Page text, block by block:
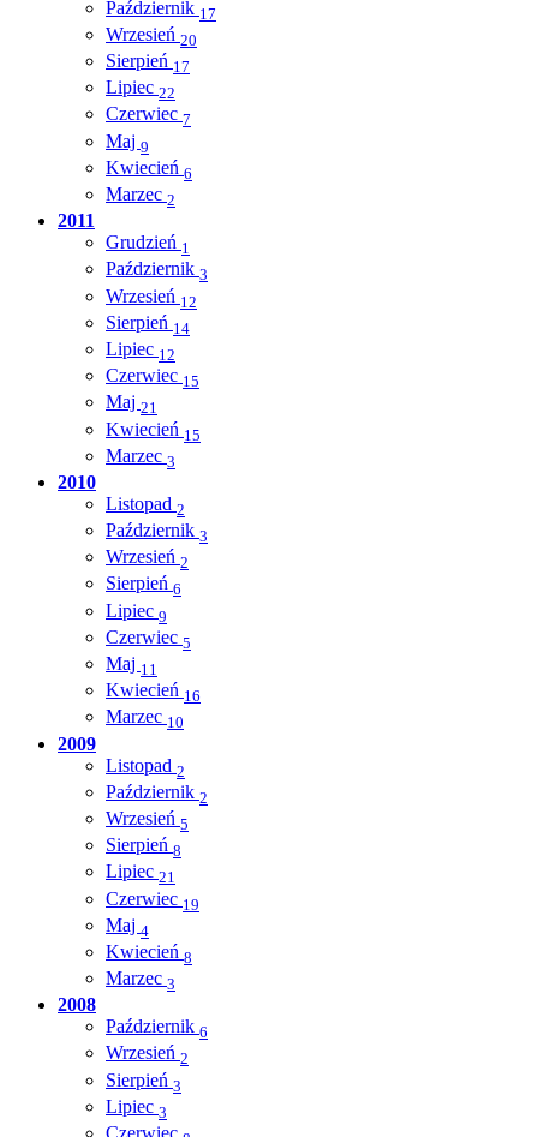
Październik 17
Wrzesień 20
Sierpień 17
Lipiec 22
Czerwiec 7
Maj 9
Kwiecień 6
Marzec 2
2011
Grudzień 1
Październik 3
Wrzesień 12
Sierpień 14
Lipiec 12
Czerwiec 15
Maj 21
Kwiecień 15
Marzec 3
2010
Listopad 2
Październik 3
Wrzesień 2
Sierpień 6
Lipiec 9
Czerwiec 5
Maj 11
Kwiecień 16
Marzec 10
2009
Listopad 2
Październik 2
Wrzesień 5
Sierpień 8
Lipiec 21
Czerwiec 19
Maj 4
Kwiecień 8
Marzec 3
2008
Październik 6
Wrzesień 2
Sierpień 3
Lipiec 3
Czerwiec